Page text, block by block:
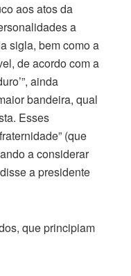
aos atos da
a
sigla, bem como a
de acordo com a
ainda
bandeira, qual
Esses
(que
a considerar
a presidente
que principiam